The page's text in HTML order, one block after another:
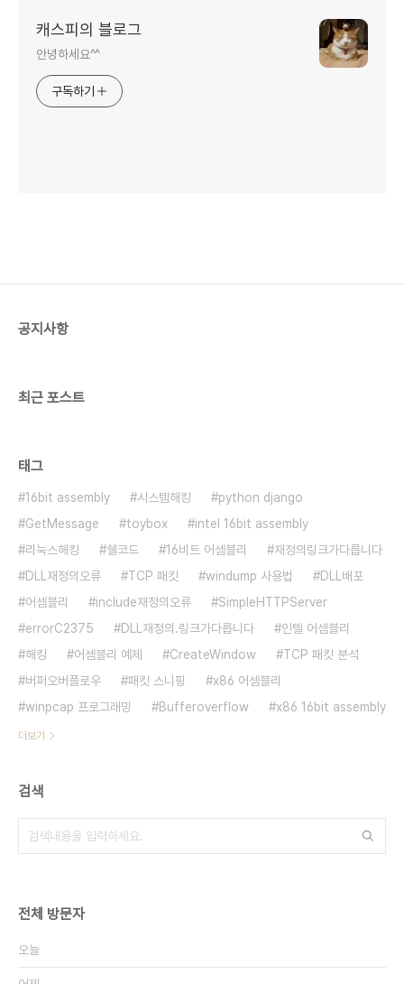
캐스피의 블로그
안녕하세요^^
구독하기
공지사항
최근 포스트
태그
16bit assembly 시스템해킹
python django
GetMessage
toybox
intel 16bit assembly
리눅스해킹
쉘코드 16비트 어셈블리
재정의링크가다릅니다
DLL재정의오류
TCP 패킷 windump 사용법
DLL배포
어셈블리
include재정의오류
SimpleHTTPServer
errorC2375
DLL재정의.링크가다릅니다
인텔 어셈블리
해킹
어셈블리 예제 CreateWindow
TCP 패킷 분석
버퍼오버플로우
패킷 스니핑
x86 어셈블리
winpcap 프로그래밍
Bufferoverflow x86 16bit assembly
더보기
검색
전체 방문자
오늘